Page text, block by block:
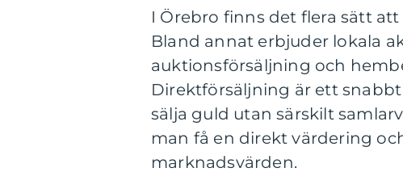
I Örebro finns det flera sätt
Bland annat erbjuder lokala
auktionsförsäljning och
Direktförsäljning är ett
sälja guld utan särskilt
man få en direkt värdering
marknadsvärden.